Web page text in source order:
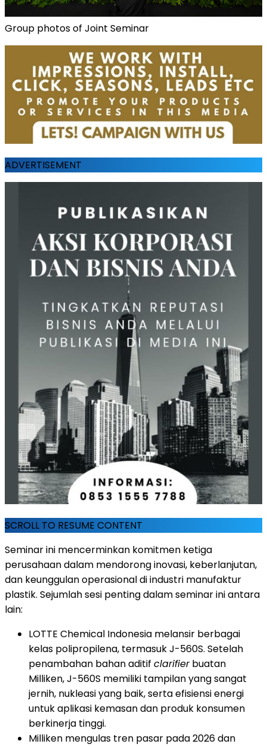
Group photos of Joint Seminar
ADVERTISEMENT
SCROLL TO RESUME CONTENT
Seminar ini mencerminkan komitmen ketiga
perusahaan dalam mendorong inovasi, keberlanjutan,
dan keunggulan operasional di industri manufaktur
plastik. Sejumlah sesi penting dalam seminar ini antara
lain:
LOTTE Chemical Indonesia melansir berbagai
kelas polipropilena, termasuk J-560S. Setelah
penambahan bahan aditif clarifierbuatan
Milliken, J-560S memiliki tampilan yang sangat
jernih, nukleasi yang baik, serta efisiensi energi
untuk aplikasi kemasan dan produk konsumen
berkinerja tinggi.
Milliken mengulas tren pasar pada 2026 dan